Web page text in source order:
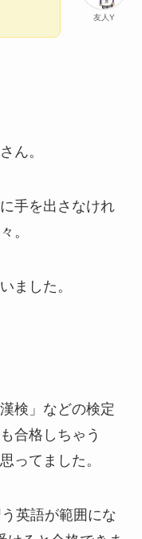
友人Y
ん。
手を出さなけれ
。
ました。
検」などの検定
合格しちゃう
ってました。
英語が範囲にな